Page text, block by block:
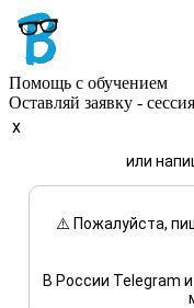
Помощь с обучением
Оставляй заявку -
x
или
⚠️ Пожалуйста,
В России Telegram